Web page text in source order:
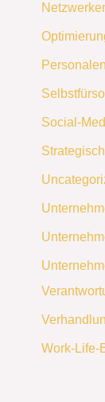
Social-
Work-Life-